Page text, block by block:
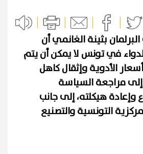
بثينة الغانمي أن
في تونس لا يمكن أن يتم
الأدوية وإثقال كاهل
مراجعة السياسة
وإعادة هيكلته، إلى جانب
التونسية والتصنيع